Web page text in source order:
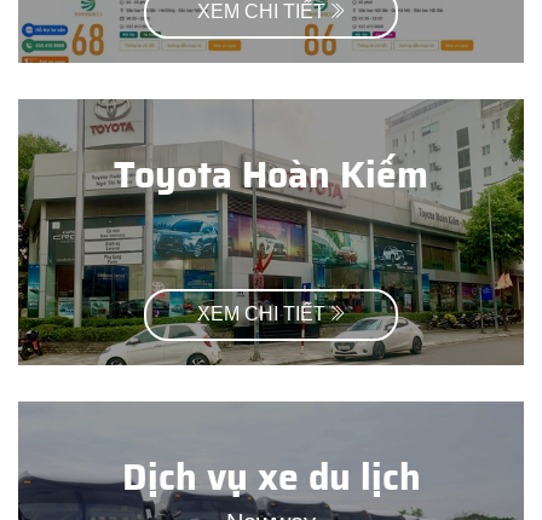
XEM CHI TIẾT
Toyota Hoàn Kiếm
XEM CHI TIẾT
Dịch vụ xe du lịch